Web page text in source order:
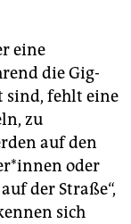
eine
die Gig-
sind, fehlt eine
zu
auf den
oder
der Straße“,
sich